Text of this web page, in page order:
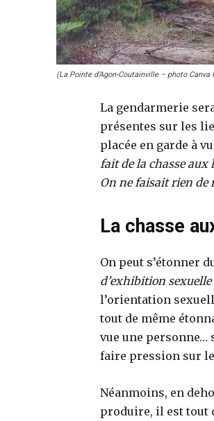
(La Pointe d’Agon-Coutainville – photo Canva
La gendarmerie
présentes sur les
placée en garde à
fait de la chasse aux
On ne faisait rien de
La chasse
On peut s’étonner
d’exhibition
l’orientation
tout de même
vue une personne…
faire pression sur
Néanmoins, en
produire, il est tout